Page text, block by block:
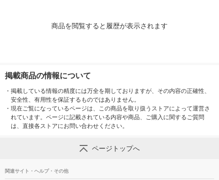
商品を閲覧すると履歴が表示されます
掲載商品の情報について
・ 掲載している情報の精度には万全を期しておりますが、その内容の正確性、
安全性、有用性を保証するものではありません。
・ 現在ご覧になっているページは、この商品を取り扱うストアによって運営さ
れています。ページに記載されている内容や商品、ご購入に関するご質問
は、直接各ストアにお問い合わせください。
ページトップへ
関連サイト・ヘルプ・その他